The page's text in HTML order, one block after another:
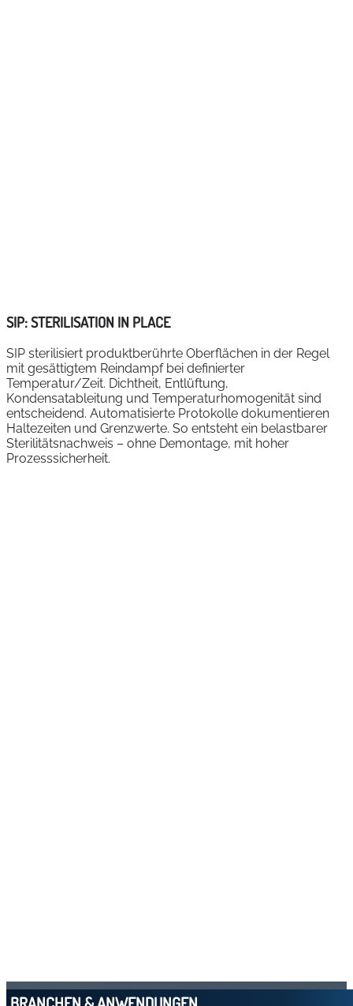
SIP: STERILISATION IN PLACE
SIP sterilisiert produktberührte Oberflächen in der Regel
mit gesättigtem Reindampf bei definierter
Temperatur/Zeit. Dichtheit, Entlüftung,
Kondensatableitung und Temperaturhomogenität sind
entscheidend. Automatisierte Protokolle dokumentieren
Haltezeiten und Grenzwerte. So entsteht ein belastbarer
Sterilitätsnachweis – ohne Demontage, mit hoher
Prozesssicherheit.